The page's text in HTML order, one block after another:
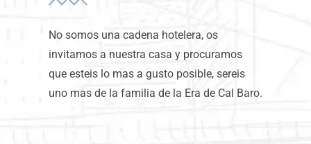
No somos una cadena hotelera, os
invitamos a nuestra casa y procuramos
que esteis lo mas a gusto posible, sereis
uno mas de la familia de la Era de Cal Baro.